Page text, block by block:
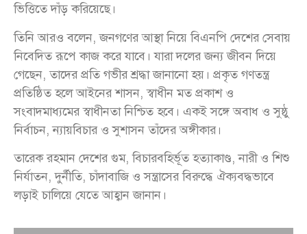
ভিত্তিতে দাঁড় করিয়েছে।
তিনি আরও বলেন, জনগণের আস্থা নিয়ে বিএনপি দেশের সেবায়
নিবেদিত রূপে কাজ করে যাবে। যারা দলের জন্য জীবন দিয়ে
গেছেন, তাদের প্রতি গভীর শ্রদ্ধা জানানো হয়। প্রকৃত গণতন্ত্র
প্রতিষ্ঠিত হলে আইনের শাসন, স্বাধীন মত প্রকাশ ও
সংবাদমাধ্যমের স্বাধীনতা নিশ্চিত হবে। একই সঙ্গে অবাধ ও সুষ্ঠু
নির্বাচন, ন্যায়বিচার ও সুশাসন তাঁদের অঙ্গীকার।
তারেক রহমান দেশের গুম, বিচারবহির্ভূত হত্যাকাণ্ড, নারী ও শিশু
নির্যাতন, দুর্নীতি, চাঁদাবাজি ও সন্ত্রাসের বিরুদ্ধে ঐক্যবদ্ধভাবে
লড়াই চালিয়ে যেতে আহ্বান জানান।